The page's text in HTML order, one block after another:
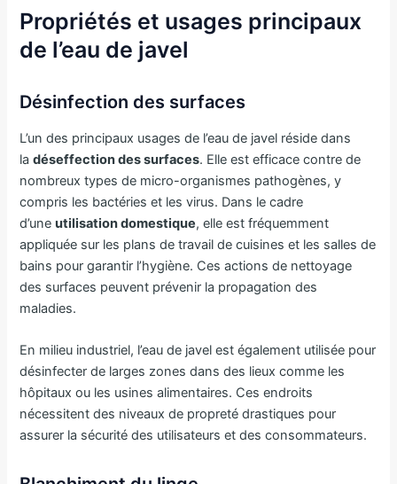
Propriétés et usages principaux
de l’eau de javel
Désinfection des surfaces
L’un des principaux usages de l’eau de javel réside dans
ladéseffection des surfaces. Elle est efficace contre de
nombreux types de micro-organismes pathogènes, y
compris les bactéries et les virus. Dans le cadre
d’uneutilisation domestique, elle est fréquemment
appliquée sur les plans de travail de cuisines et les salles de
bains pour garantir l’hygiène. Ces actions de nettoyage
des surfaces peuvent prévenir la propagation des
maladies.
En milieu industriel, l’eau de javel est également utilisée pour
désinfecter de larges zones dans des lieux comme les
hôpitaux ou les usines alimentaires. Ces endroits
nécessitent des niveaux de propreté drastiques pour
assurer la sécurité des utilisateurs et des consommateurs.